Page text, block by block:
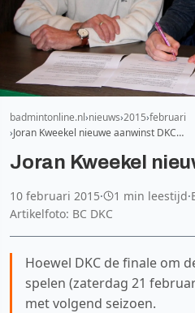
badmintonline.nl nieuws 2015 februari
Joran Kweekel nieuwe aanwinst DKC…
Joran Kweekel
10 februari 2015· 1 min leestijd·
Artikelfoto: BC DKC
Hoewel DKC de finale om
spelen (zaterdag 21
met volgend seizoen.